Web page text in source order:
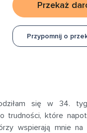
Przekaż
Przypomnij o
się w 34.
trudności, które
wspierają mnie na